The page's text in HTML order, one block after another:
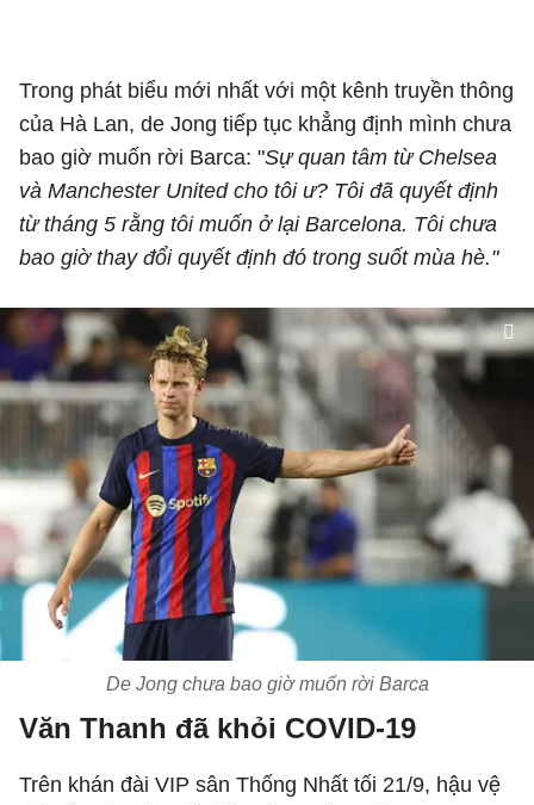
Trong phát biểu mới nhất với một kênh truyền thông
của Hà Lan, de Jong tiếp tục khẳng định mình chưa
bao giờ muốn rời Barca: "Sự quan tâm từ Chelsea
và Manchester United cho tôi ư? Tôi đã quyết định
từ tháng 5 rằng tôi muốn ở lại Barcelona. Tôi chưa
bao giờ thay đổi quyết định đó trong suốt mùa hè."
De Jong chưa bao giờ muốn rời Barca
Văn Thanh đã khỏi COVID-19
Trên khán đài VIP sân Thống Nhất tối 21/9, hậu vệ